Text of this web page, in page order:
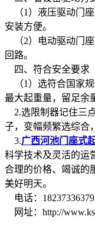
（1）液压驱动门座
安装方便。
（2）电动驱动门
回路。
四、符合安全要求
（1）选符合国家
最大起重量，留足余
2.选限制器记住三
子，变幅频繁选综合
3.广西河池门座式
科学技术及灵活的运
合理的价格、竭诚的
美好明天。
电话：18237336379
网址：http://